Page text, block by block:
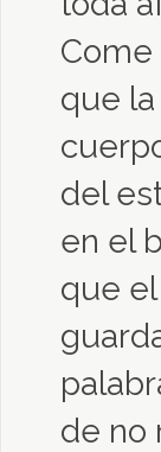
Come
que
del
en el
que
de no